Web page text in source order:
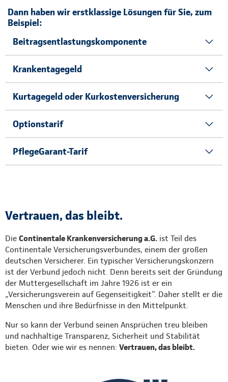
Dann haben wir erstklassige Lösungen für Sie, zum
Beispiel:
Beitragsentlastungskomponente
Krankentagegeld
Kurtagegeld oder Kurkostenversicherung
Optionstarif
PflegeGarant-Tarif
Vertrauen, das bleibt.
Die Continentale Krankenversicherung a.G. ist Teil des
Continentale Versicherungsverbundes, einem der großen
deutschen Versicherer. Ein typischer Versicherungskonzern
ist der Verbund jedoch nicht. Denn bereits seit der Gründung
der Muttergesellschaft im Jahre 1926 ist er ein
„Versicherungsverein auf Gegenseitigkeit”. Daher stellt er die
Menschen und ihre Bedürfnisse in den Mittelpunkt.
Nur so kann der Verbund seinen Ansprüchen treu bleiben
und nachhaltige Transparenz, Sicherheit und Stabilität
bieten. Oder wie wir es nennen: Vertrauen, das bleibt.